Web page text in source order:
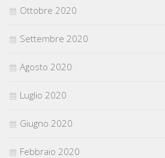
Ottobre 2020
Settembre 2020
Agosto 2020
Luglio 2020
Giugno 2020
Febbraio 2020